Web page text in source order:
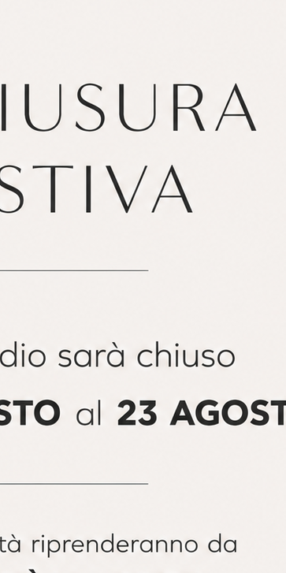
atmosfere tropicali. E se volete dare un tocco
di Nobilis.
i colori forti, questa tendenza fa al
e colori neutri donano alla casa un senso di
trasparenti di Christian Fischbacher. Il tono su